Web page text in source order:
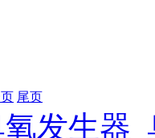
尾页
发生器